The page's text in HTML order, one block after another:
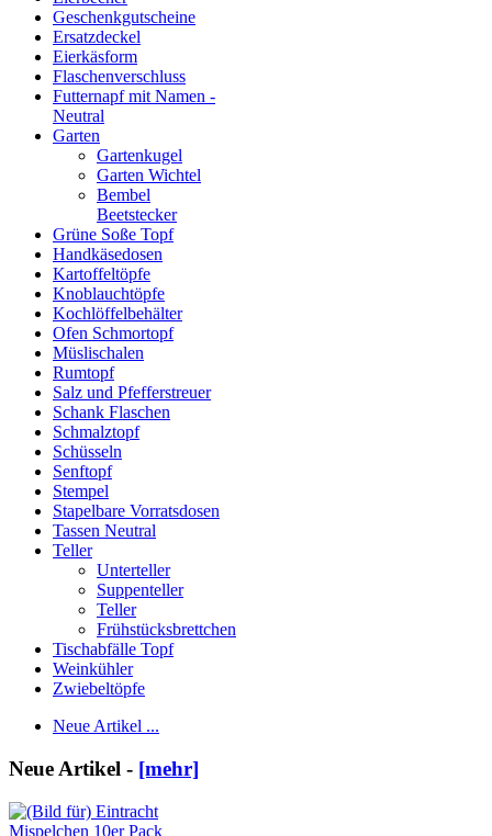
Geschenkgutscheine
Ersatzdeckel
Eierkäsform
Flaschenverschluss
Futternapf mit Namen -
Neutral
Garten
Gartenkugel
Garten Wichtel
Bembel
Beetstecker
Grüne Soße Topf
Handkäsedosen
Kartoffeltöpfe
Knoblauchtöpfe
Kochlöffelbehälter
Ofen Schmortopf
Müslischalen
Rumtopf
Salz und Pfefferstreuer
Schank Flaschen
Schmalztopf
Schüsseln
Senftopf
Stempel
Stapelbare Vorratsdosen
Tassen Neutral
Teller
Unterteller
Suppenteller
Teller
Frühstücksbrettchen
Tischabfälle Topf
Weinkühler
Zwiebeltöpfe
Neue Artikel ...
Neue Artikel - [mehr]